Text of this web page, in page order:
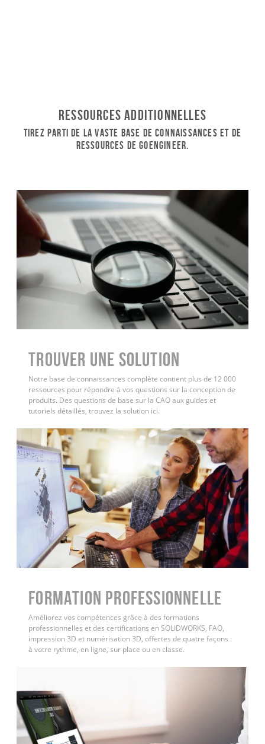
Ressources additionnelles
Tirez parti de la vaste base de connaissances et de
ressources de GoEngineer.
Trouver une solution
Notre base de connaissances complète contient plus de 12 000
ressources pour répondre à vos questions sur la conception de
produits. Des questions de base sur la CAO aux guides et
tutoriels détaillés, trouvez la solution ici.
FORMATION PROFESSIONNELLE
Améliorez vos compétences grâce à des formations
professionnelles et des certifications en SOLIDWORKS, FAO,
impression 3D et numérisation 3D, offertes de quatre façons :
à votre rythme, en ligne, sur place ou en classe.